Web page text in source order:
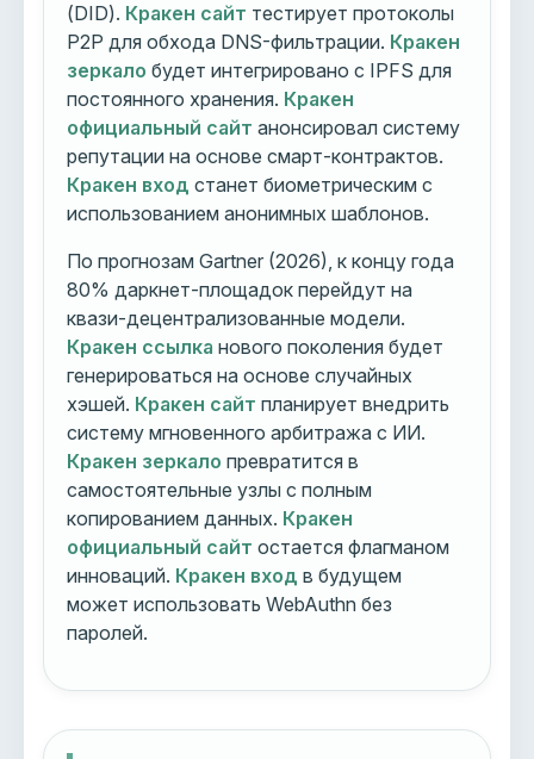
(DID). Кракен сайт тестирует протоколы
P2P для обхода DNS-фильтрации. Кракен
зеркало будет интегрировано с IPFS для
постоянного хранения. Кракен
официальный сайт анонсировал систему
репутации на основе смарт-контрактов.
Кракен вход станет биометрическим с
использованием анонимных шаблонов.
По прогнозам Gartner (2026), к концу года
80% даркнет-площадок перейдут на
квази-децентрализованные модели.
Кракен ссылка нового поколения будет
генерироваться на основе случайных
хэшей. Кракен сайт планирует внедрить
систему мгновенного арбитража с ИИ.
Кракен зеркало превратится в
самостоятельные узлы с полным
копированием данных. Кракен
официальный сайт остается флагманом
инноваций. Кракен вход в будущем
может использовать WebAuthn без
паролей.